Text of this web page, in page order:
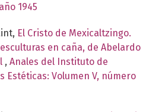
1945
El Cristo de Mexicaltzingo.
en caña, de Abelardo
, Anales del Instituto de
Estéticas: Volumen V, número